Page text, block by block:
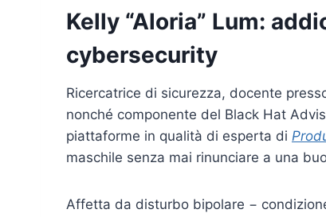
Kelly “Aloria” Lum:
cybersecurity
Ricercatrice di sicurezza, docente
nonché componente del Black Hat
piattaforme in qualità di esperta di
maschile senza mai rinunciare a una
Affetta da disturbo bipolare −